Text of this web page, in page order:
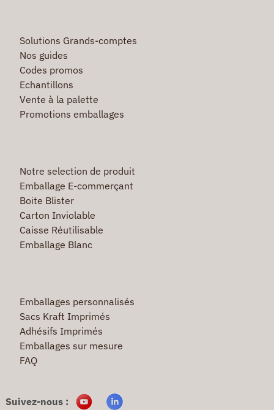
Solutions Grands-comptes
Nos guides
Codes promos
Echantillons
Vente à la palette
Promotions emballages
Notre selection de produit
Emballage E-commerçant
Boite Blister
Carton Inviolable
Caisse Réutilisable
Emballage Blanc
Emballages personnalisés
Sacs Kraft Imprimés
Adhésifs Imprimés
Emballages sur mesure
FAQ
Suivez-nous :